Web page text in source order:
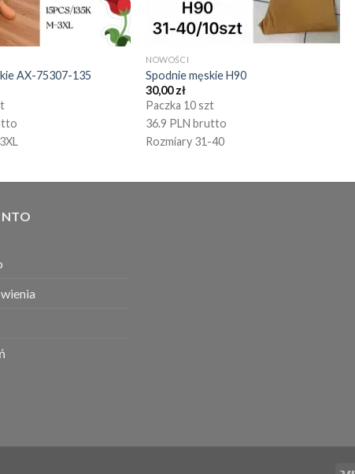
AX-75307-135
NOWOŚCI
Spodnie męskie H90
30,00zł
Paczka 10 szt
36.9 PLN brutto
Rozmiary 31-40